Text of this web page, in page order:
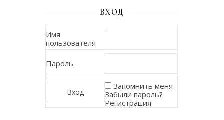
ВХОД
Имя
пользователя
Пароль
Запомнить меня
Забыли пароль?
Регистрация